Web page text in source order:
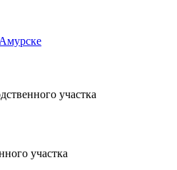
участка
участка